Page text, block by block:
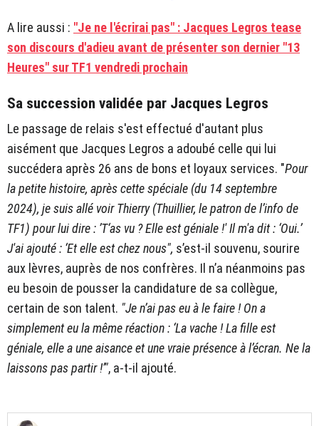
A lire aussi : "Je ne l'écrirai pas" : Jacques Legros tease
son discours d'adieu avant de présenter son dernier "13
Heures" sur TF1 vendredi prochain
Sa succession validée par Jacques Legros
Le passage de relais s'est effectué d'autant plus
aisément que Jacques Legros a adoubé celle qui lui
succédera après 26 ans de bons et loyaux services. "Pour
la petite histoire, après cette spéciale (du 14 septembre
2024), je suis allé voir Thierry (Thuillier, le patron de l’info de
TF1) pour lui dire : ’T‘as vu ? Elle est géniale !' Il m'a dit : ‘Oui.’
J'ai ajouté : ‘Et elle est chez nous", s’est-il souvenu, sourire
aux lèvres, auprès de nos confrères. Il n’a néanmoins pas
eu besoin de pousser la candidature de sa collègue,
certain de son talent. "Je n’ai pas eu à le faire ! On a
simplement eu la même réaction : ‘La vache ! La fille est
géniale, elle a une aisance et une vraie présence à l’écran. Ne la
laissons pas partir !’", a-t-il ajouté.